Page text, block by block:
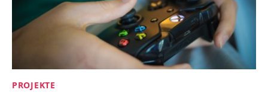
PROJEKTE